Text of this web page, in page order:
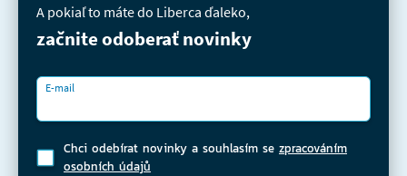
A pokiaľ to máte do Liberca ďaleko,
začnite odoberať novinky
E-mail
Chci odebírat novinky a souhlasím se zpracováním
osobních údajů